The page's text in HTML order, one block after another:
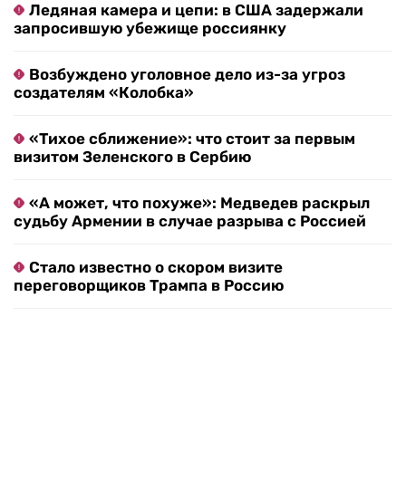
Ледяная камера и цепи: в США задержали
запросившую убежище россиянку
Возбуждено уголовное дело из-за угроз
создателям «Колобка»
«Тихое сближение»: что стоит за первым
визитом Зеленского в Сербию
«А может, что похуже»: Медведев раскрыл
судьбу Армении в случае разрыва с Россией
Стало известно о скором визите
переговорщиков Трампа в Россию